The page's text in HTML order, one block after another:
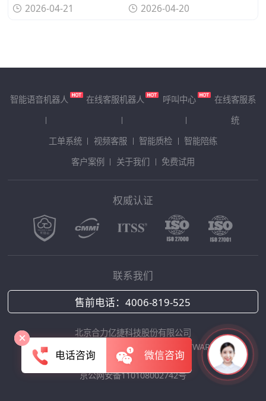
2026-04-21
2026-04-20
智能语音机器人 在线客服机器人 呼叫中心
在线客服系
统
工单系统
视频客服 智能质检
智能陪练
客户案例
关于我们 免费试用
权威认证
联系我们
售前电话：4006-819-525
北京合力亿捷科技股份有限公司
Copyright © 2025 HOLLYCRM SOFTWARE
京ICP备12042422号-1
京公网安备110108002742号
电话咨询 微信咨询